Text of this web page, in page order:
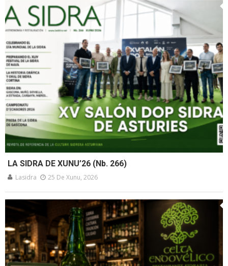
LA SIDRA DE XUNU’26 (Nb. 266)
Lasidra 25 De Xunu, 2026